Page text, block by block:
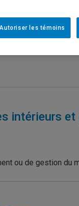
intérieurs
ou de gestion du
les témoins